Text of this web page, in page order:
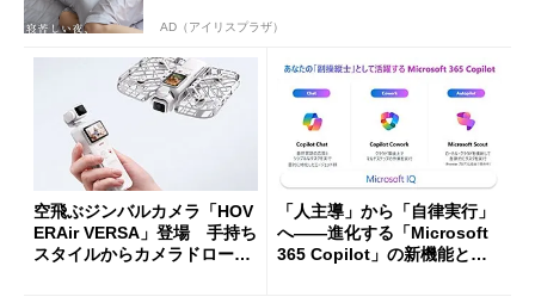
AD（アイリスプラザ）
空飛ぶジンバルカメラ「HOV
ERAir VERSA」登場 手持ち
スタイルからカメラドローン
「人主導」から「自律実行」
へ――進化する「Microsoft
365 Copilot」の新機能とエ